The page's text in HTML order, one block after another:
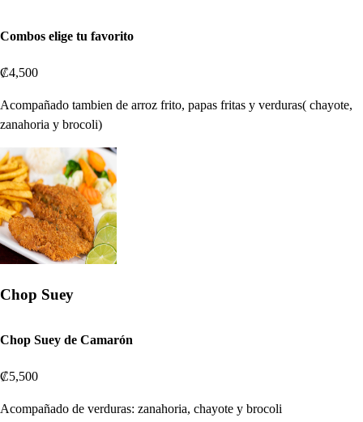
Combos elige tu favorito
₡4,500
Acompañado tambien de arroz frito, papas fritas y verduras( chayote,
zanahoria y brocoli)
Chop Suey
Chop Suey de Camarón
₡5,500
Acompañado de verduras: zanahoria, chayote y brocoli